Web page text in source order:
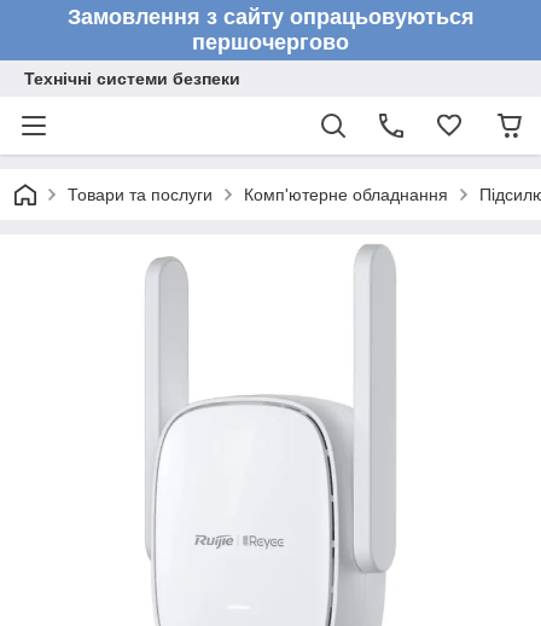
Замовлення з сайту опрацьовуються
першочергово
Технічні системи безпеки
Товари та послуги Комп'ютерне обладнання